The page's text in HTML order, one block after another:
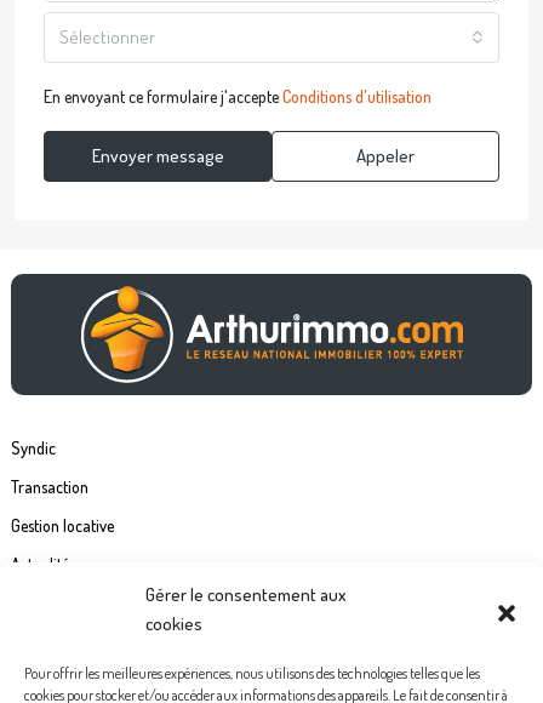
Gérer le consentement aux
cookies
Pour offrir les meilleures expériences, nous utilisons des technologies telles que les
cookies pour stocker et/ou accéder aux informations des appareils. Le fait de consentir à
Sélectionner
En envoyant ce formulaire j'accepteConditions d'utilisation
Envoyer message Appeler
Syndic
Transaction
Gestion locative
Actualités